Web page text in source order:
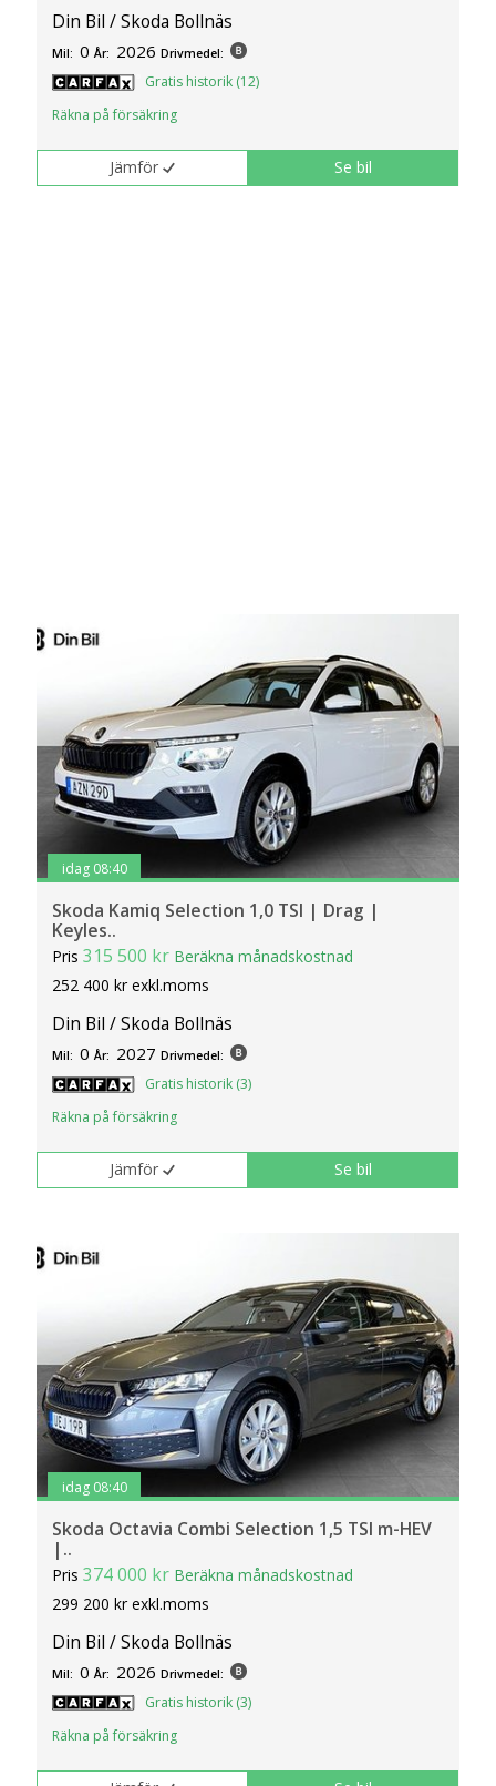
Din Bil / Skoda Bollnäs
Mil: 0 År: 2026 Drivmedel:
Gratis historik (12)
Räkna på försäkring
Jämför Se bil
idag 08:40
Skoda Kamiq Selection 1,0 TSI | Drag |
Keyles..
Pris315 500 kr Beräkna månadskostnad
252 400 kr exkl.moms
Din Bil / Skoda Bollnäs
Mil: 0 År: 2027 Drivmedel:
Gratis historik (3)
Räkna på försäkring
Jämför Se bil
idag 08:40
Skoda Octavia Combi Selection 1,5 TSI m-HEV
|..
Pris374 000 kr Beräkna månadskostnad
299 200 kr exkl.moms
Din Bil / Skoda Bollnäs
Mil: 0 År: 2026 Drivmedel:
Gratis historik (3)
Räkna på försäkring